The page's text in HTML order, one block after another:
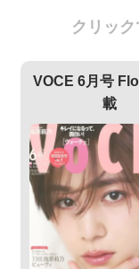
クリッ
VOCE 6月号
載